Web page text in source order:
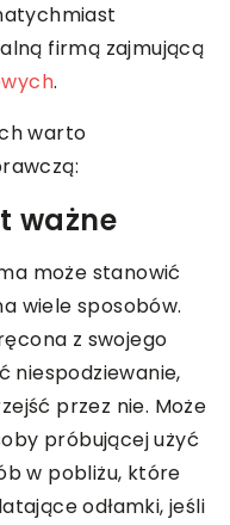
firmą zajmującą
.
warto
ważne
może stanowić
wiele sposobów.
z swojego
niespodziewanie,
przez nie. Może
próbującej użyć
w pobliżu, które
odłamki, jeśli